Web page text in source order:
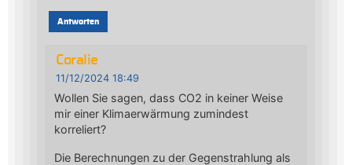
Antworten
Coralie
11/12/2024 18:49
Wollen Sie sagen, dass CO2 in keiner Weise
mir einer Klimaerwärmung zumindest
korreliert?
Die Berechnungen zu der Gegenstrahlung als